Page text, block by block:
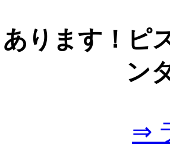
ります！ピ
ン
⇒